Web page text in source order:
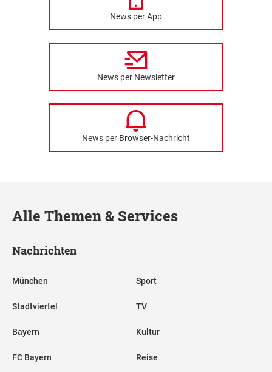
News per App
News per Newsletter
News per Browser-Nachricht
Alle Themen & Services
Nachrichten
München
Stadtviertel
Bayern
FC Bayern
Sport
TV
Kultur
Reise